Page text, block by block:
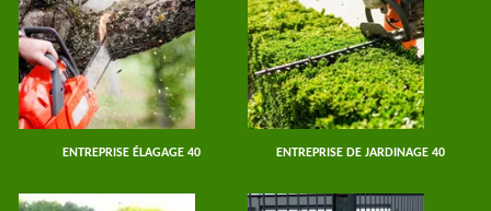
ENTREPRISE ÉLAGAGE 40 ENTREPRISE DE JARDINAGE 40